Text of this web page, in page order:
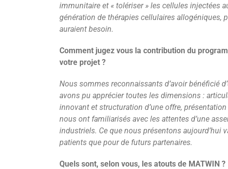
immunitaire et « tolériser » les cellules injectées
génération de thérapies cellulaires
auraient besoin.
Comment jugez vous la contribution du
votre projet ?
Nous sommes reconnaissants d’avoir bénéficié
avons pu apprécier toutes les dimensions :
innovant et structuration d’une offre,
nous ont familiarisés avec les attentes d’une
industriels. Ce que nous présentons aujourd’hui
patients que pour de futurs partenaires.
Quels sont, selon vous, les atouts de MATWIN ?